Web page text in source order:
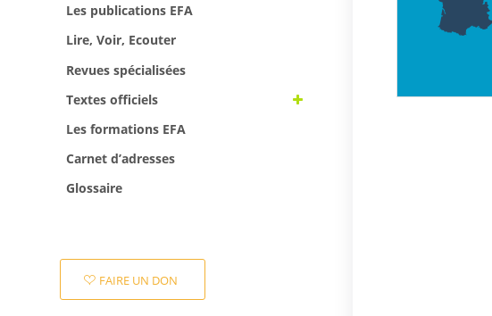
Les publications EFA
Lire, Voir, Ecouter
Revues spécialisées
Textes officiels
Les formations EFA
Carnet d’adresses
Glossaire
FAIRE UN DON